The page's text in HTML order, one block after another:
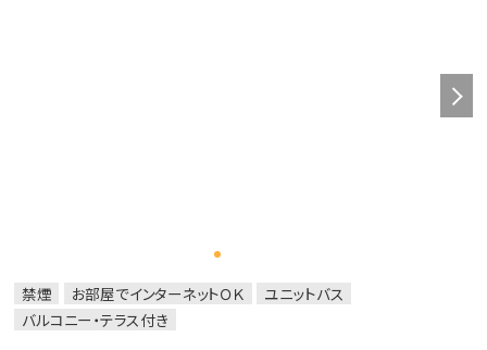
禁煙 お部屋でインターネットＯＫ
ユニットバス
バルコニー・テラス付き